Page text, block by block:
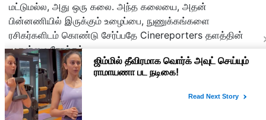
மட்டுமல்ல, அது ஒரு கலை. அந்த கலையை, அதன்
பின்னணியில் இருக்கும் உழைப்பை, நுணுக்கங்களை
ரசிகர்களிடம் கொண்டு சேர்ப்பதே Cinereporters தளத்தின்
முதன்மை நோக்கம்.
Copyright © 2026 cinereporters.com
About Us